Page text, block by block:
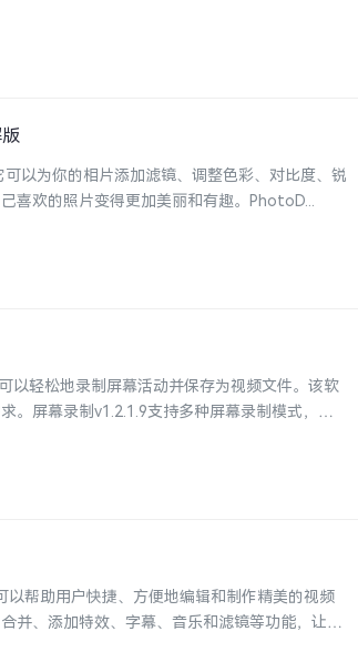
以为你的相片添加滤镜、调整色彩、对比度、锐
喜欢的照片变得更加美丽和有趣。PhotoD...
以轻松地录制屏幕活动并保存为视频文件。该软
。屏幕录制v1.2.1.9支持多种屏幕录制模式，包
帮助用户快捷、方便地编辑和制作精美的视频
并、添加特效、字幕、音乐和滤镜等功能，让您